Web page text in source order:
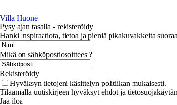
Villa Huone
Pysy ajan tasalla - rekisteröidy
Hanki inspiraatiota, tietoa ja pieniä pikakuvakkeita
Mikä on sähköpostiosoitteesi?
Rekisteröidy
Hyväksyn tietojeni käsittelyn politiikan mukaisesti.
Tilaamalla uutiskirjeen hyväksyt ehdot ja
Jaa iloa